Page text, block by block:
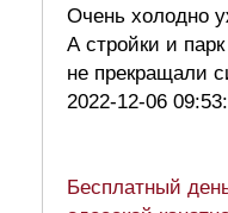
Очень холодно
А стройки и
не прекращали
2022-12-06
Бесплатный